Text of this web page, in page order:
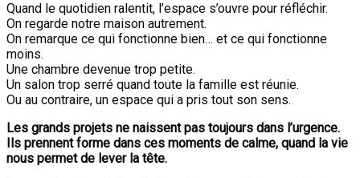
Quand le quotidien ralentit, l’espace s’ouvre pour réfléchir.
On regarde notre maison autrement.
On remarque ce qui fonctionne bien… et ce qui fonctionne
moins.
Une chambre devenue trop petite.
Un salon trop serré quand toute la famille est réunie.
Ou au contraire, un espace qui a pris tout son sens.
Les grands projets ne naissent pas toujours dans l’urgence.
Ils prennent forme dans ces moments de calme, quand la vie
nous permet de lever la tête.